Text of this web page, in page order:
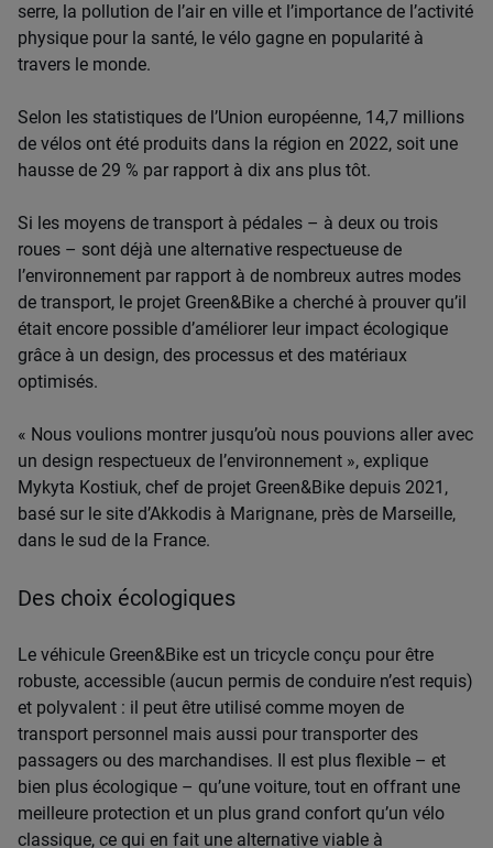
serre, la pollution de l’air en ville et l’importance de l’activité
physique pour la santé, le vélo gagne en popularité à
travers le monde.
Selon les statistiques de l’Union européenne, 14,7 millions
de vélos ont été produits dans la région en 2022, soit une
hausse de 29 % par rapport à dix ans plus tôt.
Si les moyens de transport à pédales – à deux ou trois
roues – sont déjà une alternative respectueuse de
l’environnement par rapport à de nombreux autres modes
de transport, le projet Green&Bike a cherché à prouver qu’il
était encore possible d’améliorer leur impact écologique
grâce à un design, des processus et des matériaux
optimisés.
« Nous voulions montrer jusqu’où nous pouvions aller avec
un design respectueux de l’environnement », explique
Mykyta Kostiuk, chef de projet Green&Bike depuis 2021,
basé sur le site d’Akkodis à Marignane, près de Marseille,
dans le sud de la France.
Des choix écologiques
Le véhicule Green&Bike est un tricycle conçu pour être
robuste, accessible (aucun permis de conduire n’est requis)
et polyvalent : il peut être utilisé comme moyen de
transport personnel mais aussi pour transporter des
passagers ou des marchandises. Il est plus flexible – et
bien plus écologique – qu’une voiture, tout en offrant une
meilleure protection et un plus grand confort qu’un vélo
classique, ce qui en fait une alternative viable à